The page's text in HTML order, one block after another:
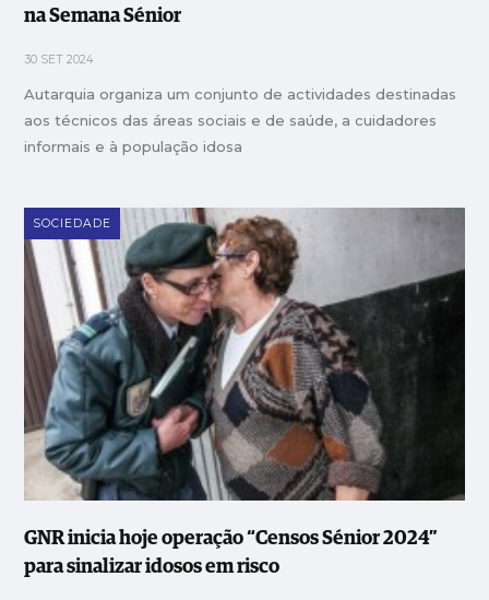
na Semana Sénior
30 SET 2024
Autarquia organiza um conjunto de actividades destinadas
aos técnicos das áreas sociais e de saúde, a cuidadores
informais e à população idosa
SOCIEDADE
GNR inicia hoje operação “Censos Sénior 2024”
para sinalizar idosos em risco